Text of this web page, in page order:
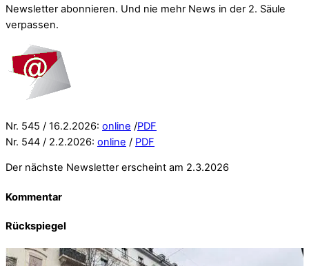
Newsletter abonnieren. Und nie mehr News in der 2. Säule
verpassen.
Nr. 545 / 16.2.2026: online /PDF
Nr. 544 / 2.2.2026: online / PDF
Der nächste Newsletter erscheint am 2.3.2026
Kommentar
Rückspiegel